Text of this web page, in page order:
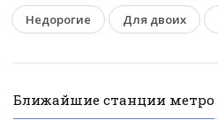
Недорогие Для двоих
Ближайшие станции метро